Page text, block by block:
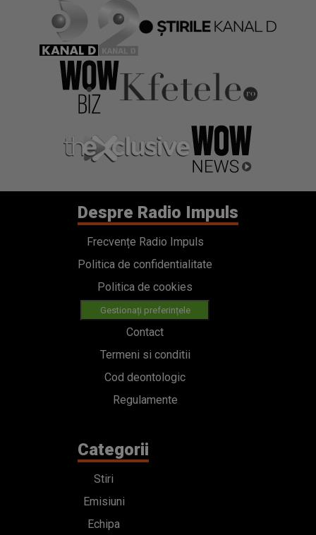
Despre Radio Impuls
Frecvențe Radio Impuls
Politica de confidentialitate
Politica de cookies
Gestionați preferințele
Contact
Termeni si conditii
Cod deontologic
Regulamente
Categorii
Stiri
Emisiuni
Echipa